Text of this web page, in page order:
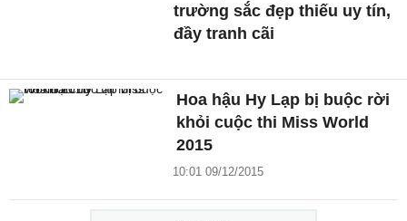
trường sắc đẹp thiếu uy tín,
đầy tranh cãi
Hoa hậu Hy Lạp bị buộc rời
khỏi cuộc thi Miss World
2015
10:01 09/12/2015